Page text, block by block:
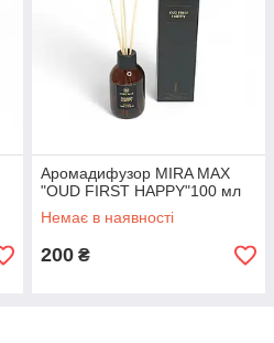
Аромадифузор MIRA MAX
"OUD FIRST HAPPY"100 мл
Немає в наявності
200 ₴